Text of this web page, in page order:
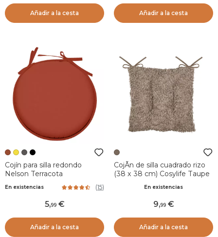
Añadir a la cesta Añadir a la cesta
Cojín para silla redondo
Nelson Terracota
En existencias (15)
5,99
Añadir a la cesta
CojÃ­n de silla cuadrado rizo
(38 x 38 cm) Cosylife Taupe
En existencias
9,99
Añadir a la cesta